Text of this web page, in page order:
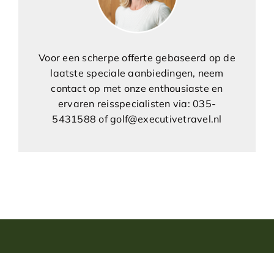
Voor een scherpe offerte gebaseerd op de
laatste speciale aanbiedingen, neem
contact op met onze enthousiaste en
ervaren reisspecialisten via: 035-
5431588 of golf@executivetravel.nl